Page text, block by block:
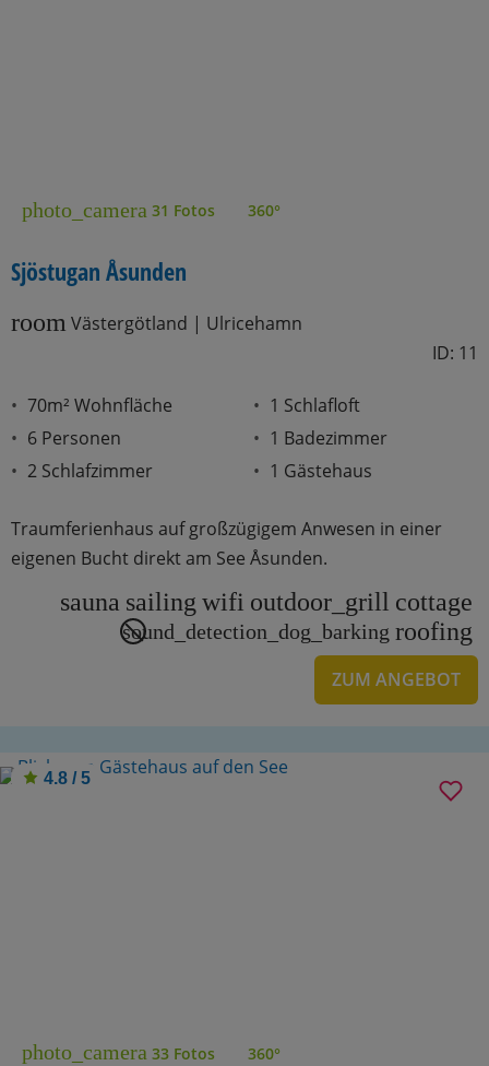
photo_camera 31 Fotos 360°
Sjöstugan Åsunden
room Västergötland | Ulricehamn
ID: 11
70m² Wohnfläche
6 Personen
2 Schlafzimmer
1 Schlafloft
1 Badezimmer
1 Gästehaus
Traumferienhaus auf großzügigem Anwesen in einer
eigenen Bucht direkt am See Åsunden.
sauna sailing wifi outdoor_grill cottage
sound_detection_dog_barking roofing
ZUM ANGEBOT
4.8 / 5
photo_camera 33 Fotos 360°